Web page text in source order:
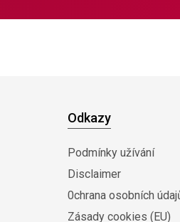
Odkazy
Podmínky užívání
Disclaimer
0chrana osobních
Zásady cookies (EU)